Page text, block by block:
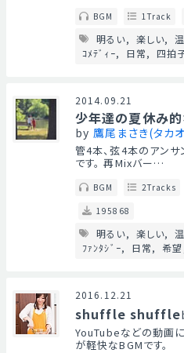
BGM 1Track
明るい 楽しい
ｺﾒﾃﾞｨｰ
日常 四拍
2014.09.21
少年達の夏休み
by 鷹尾まさき(タカ
管4本、弦4本のアンサ
です。 再Mixバー…
BGM 2Tracks
195868
明るい 楽しい
ﾌｧﾝﾀｼﾞｰ
日常 希望
2016.12.21
shuffle shuffle
YouTubeなどの動画
が軽快なBGMです。